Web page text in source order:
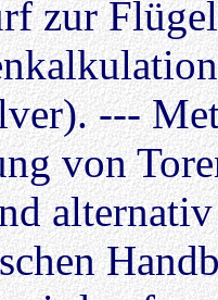
zur
---
von